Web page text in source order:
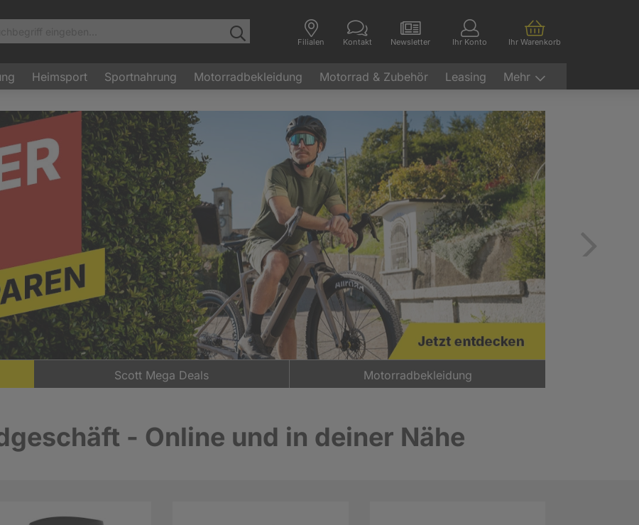
Filialen Kontakt Newsletter Ihr Konto Ihr Warenkorb
Heimsport Sportnahrung Motorradbekleidung Motorrad & Zubehör Leasing Mehr
Scott Mega Deals Motorradbekleidung
- Online und in deiner Nähe